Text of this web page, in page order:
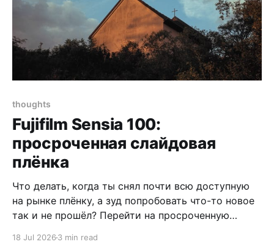
thoughts
Fujifilm Sensia 100:
просроченная слайдовая
плёнка
Что делать, когда ты снял почти всю доступную
на рынке плёнку, а зуд попробовать что-то новое
так и не прошёл? Перейти на просроченную
18 Jul 2026 3 min read